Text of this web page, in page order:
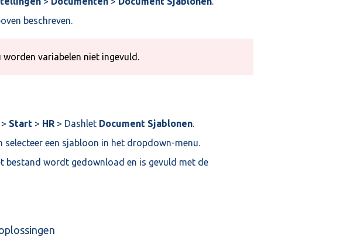
beschreven.
variabelen niet ingevuld.
> Start> HR> Dashlet Document Sjablonen.
selecteer een sjabloon in het dropdown-menu.
bestand wordt gedownload en is gevuld met de